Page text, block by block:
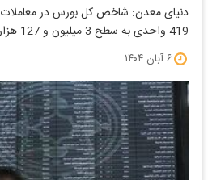
419 واحدی به سطح 3 میلیون و 127 هزار و 663 واحد رسید که…
۶ آبان ۱۴۰۴